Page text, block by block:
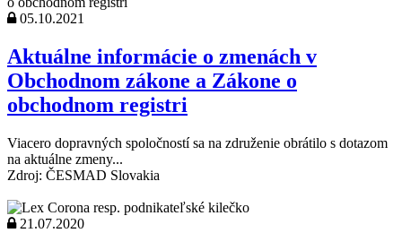
05.10.2021
Aktuálne informácie o zmenách v
Obchodnom zákone a Zákone o
obchodnom registri
Viacero dopravných spoločností sa na združenie obrátilo s dotazom
na aktuálne zmeny...
Zdroj: ČESMAD Slovakia
21.07.2020